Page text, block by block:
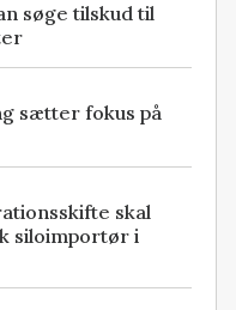
søge tilskud til
sætter fokus på
skal
siloimportør i